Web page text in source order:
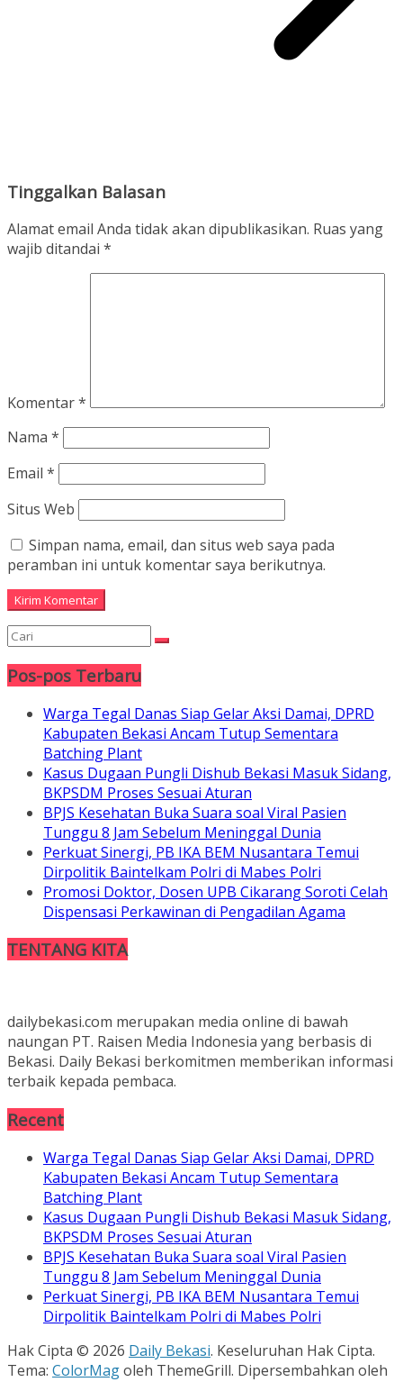
Tinggalkan Balasan
Alamat email Anda tidak akan dipublikasikan. Ruas yang
wajib ditandai *
Komentar*
Nama *
Email *
Situs Web
Simpan nama, email, dan situs web saya pada
peramban ini untuk komentar saya berikutnya.
Pos-pos Terbaru
Warga Tegal Danas Siap Gelar Aksi Damai, DPRD
Kabupaten Bekasi Ancam Tutup Sementara
Batching Plant
Kasus Dugaan Pungli Dishub Bekasi Masuk Sidang,
BKPSDM Proses Sesuai Aturan
BPJS Kesehatan Buka Suara soal Viral Pasien
Tunggu 8 Jam Sebelum Meninggal Dunia
Perkuat Sinergi, PB IKA BEM Nusantara Temui
Dirpolitik Baintelkam Polri di Mabes Polri
Promosi Doktor, Dosen UPB Cikarang Soroti Celah
Dispensasi Perkawinan di Pengadilan Agama
TENTANG KITA
dailybekasi.com merupakan media online di bawah
naungan PT. Raisen Media Indonesia yang berbasis di
Bekasi. Daily Bekasi berkomitmen memberikan informasi
terbaik kepada pembaca.
Recent
Warga Tegal Danas Siap Gelar Aksi Damai, DPRD
Kabupaten Bekasi Ancam Tutup Sementara
Batching Plant
Kasus Dugaan Pungli Dishub Bekasi Masuk Sidang,
BKPSDM Proses Sesuai Aturan
BPJS Kesehatan Buka Suara soal Viral Pasien
Tunggu 8 Jam Sebelum Meninggal Dunia
Perkuat Sinergi, PB IKA BEM Nusantara Temui
Dirpolitik Baintelkam Polri di Mabes Polri
Hak Cipta © 2026 Daily Bekasi. Keseluruhan Hak Cipta.
Tema: ColorMagoleh ThemeGrill. Dipersembahkan oleh